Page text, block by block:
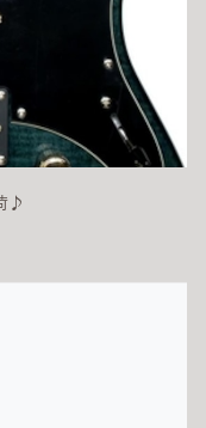
♪